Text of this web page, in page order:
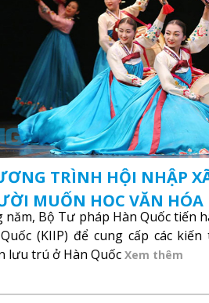
TRÌNH HỘI NHẬP
MUỐN HỌC VĂN HÓA
năm, Bộ Tư pháp Hàn Quốc tiến
(KIIP) để cung cấp các
lưu trú ở Hàn Quốc Xem thêm